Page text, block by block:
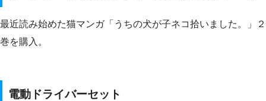
最近読み始めた猫マンガ「うちの犬が子ネコ拾いました。」２
巻を購入。
電動ドライバーセット